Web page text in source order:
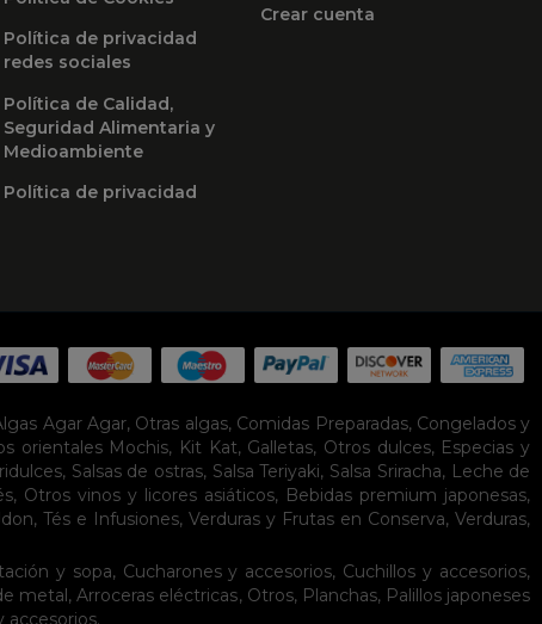
Política de privacidad
redes sociales
Política de Calidad,
Seguridad Alimentaria y
Medioambiente
Política de privacidad
Crear cuenta
Agar Agar, Otras algas, Comidas Preparadas, Congelados y
orientales Mochis, Kit Kat, Galletas, Otros dulces, Especias y
, Salsas de ostras, Salsa Teriyaki, Salsa Sriracha, Leche de
, Otros vinos y licores asiáticos, Bebidas premium japonesas,
, Tés e Infusiones, Verduras y Frutas en Conserva,Verduras,
y sopa, Cucharones y accesorios, Cuchillos y accesorios,
metal,Arroceras eléctricas, Otros, Planchas, Palillos japoneses
accesorios.